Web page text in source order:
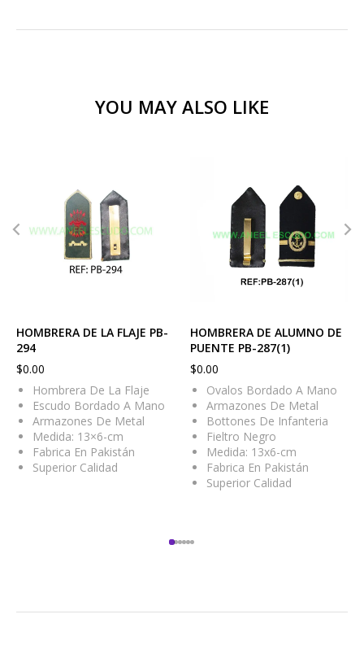
YOU MAY ALSO LIKE
HOMBRERA DE LA FLAJE PB-
294
$0.00
Hombrera De La Flaje
Escudo Bordado A Mano
Armazones De Metal
Medida: 13×6-cm
Fabrica En Pakistán
Superior Calidad
HOMBRERA DE ALUMNO DE
PUENTE PB-287(1)
$0.00
Ovalos Bordado A Mano
Armazones De Metal
Bottones De Infanteria
Fieltro Negro
Medida: 13x6-cm
Fabrica En Pakistán
Superior Calidad